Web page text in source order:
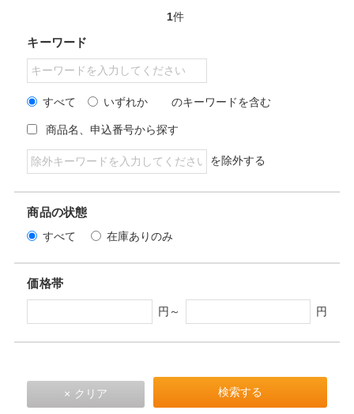
1件
キーワード
すべて いずれか のキーワードを含む
商品名、申込番号から探す
を除外する
商品の状態
すべて 在庫ありのみ
価格帯
円～ 円